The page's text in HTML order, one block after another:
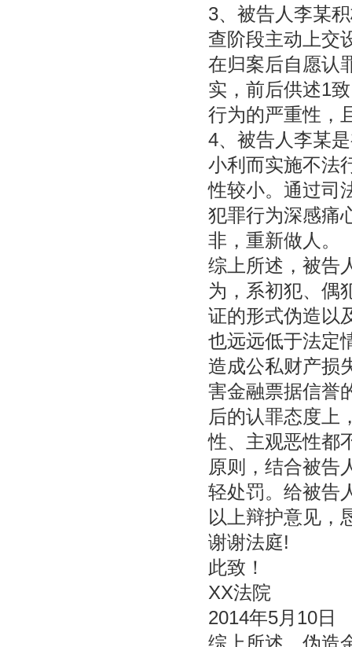
3、被告人李某
查阶段主动上交
在归案后自愿认
实，前后供述1
行为的严重性，
4、被告人李某
小利而实施不法
性较小。通过司
犯罪行为深感痛
非，重新做人。
综上所述，被告
为，系初犯、偶
证的形式伪造以
也远远低于法定
造成公私财产损
害金融票据信誉
后的认罪态度上
性、主观恶性都
原则，结合被告
轻处罚。给被告
以上辩护意见，
谢谢法庭!
此致！
XX法院
2014年5月10日
综上所述，伪造